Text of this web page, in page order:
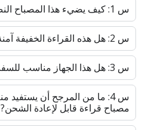
س 1: كيف يضيء هذا المصباح النص?
س 2: هل هذه القراءة الخفيفة آمنة?
س 3: هل هذا الجهاز مناسب للسفر?
س 4: ما من المرجح أن يستفيد
مصباح قراءة قابل لإعادة الشحن?